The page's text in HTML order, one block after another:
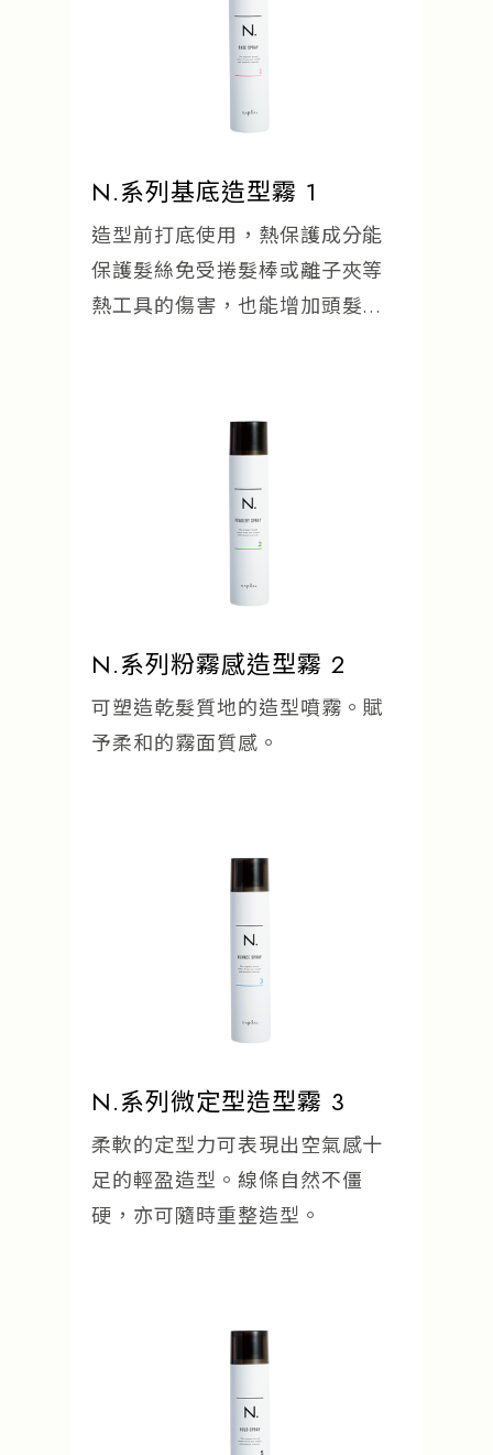
N.系列基底造型霧 1
造型前打底使用，熱保護成分能
保護髮絲免受捲髮棒或離子夾等
熱工具的傷害，也能增加頭髮亮
N.系列粉霧感造型霧 2
可塑造乾髮質地的造型噴霧。賦
予柔和的霧面質感。
N.系列微定型造型霧 3
柔軟的定型力可表現出空氣感十
足的輕盈造型。線條自然不僵
硬，亦可隨時重整造型。